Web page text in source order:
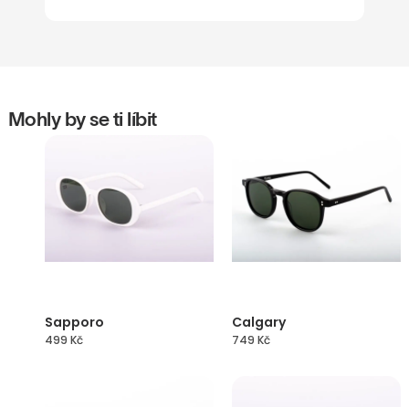
Mohly by se ti líbit
Sapporo
499 Kč
Calgary
749 Kč